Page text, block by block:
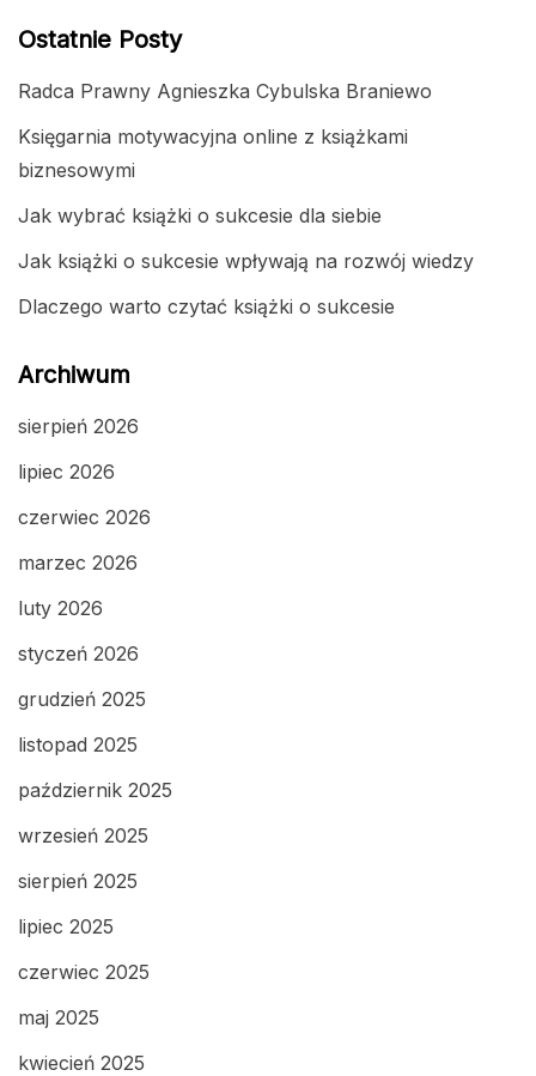
Ostatnie Posty
Radca Prawny Agnieszka Cybulska Braniewo
Księgarnia motywacyjna online z książkami
biznesowymi
Jak wybrać książki o sukcesie dla siebie
Jak książki o sukcesie wpływają na rozwój wiedzy
Dlaczego warto czytać książki o sukcesie
Archiwum
sierpień 2026
lipiec 2026
czerwiec 2026
marzec 2026
luty 2026
styczeń 2026
grudzień 2025
listopad 2025
październik 2025
wrzesień 2025
sierpień 2025
lipiec 2025
czerwiec 2025
maj 2025
kwiecień 2025